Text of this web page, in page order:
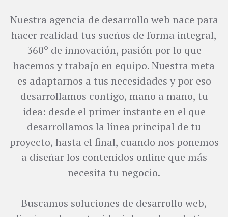
Nuestra agencia de desarrollo web nace para
hacer realidad tus sueños de forma integral,
360º de innovación, pasión por lo que
hacemos y trabajo en equipo. Nuestra meta
es adaptarnos a tus necesidades y por eso
desarrollamos contigo, mano a mano, tu
idea: desde el primer instante en el que
desarrollamos la línea principal de tu
proyecto, hasta el final, cuando nos ponemos
a diseñar los contenidos online que más
necesita tu negocio.
Buscamos soluciones de desarrollo web,